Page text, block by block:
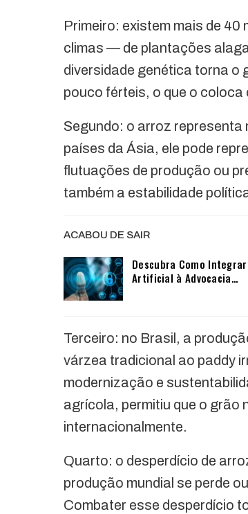
Primeiro: existem mais de
climas — de plantações
diversidade genética torna o
pouco férteis, o que o
Segundo: o arroz representa
países da Ásia, ele pode
flutuações de produção ou
também a estabilidade
ACABOU DE SAIR
Descubra Como
Artificial à Advocacia…
Terceiro: no Brasil, a
várzea tradicional ao paddy
modernização e
agrícola, permitiu que o grão
internacionalmente.
Quarto: o desperdício de
produção mundial se perde
Combater esse desperdício